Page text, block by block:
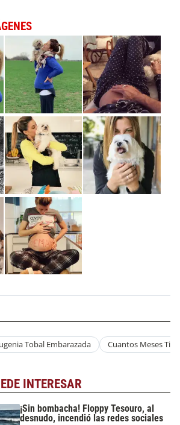
Tobal Embarazada Cuantos Meses
INTERESAR
¡Sin bombacha! Floppy Tesouro, al
desnudo, incendió las redes sociales